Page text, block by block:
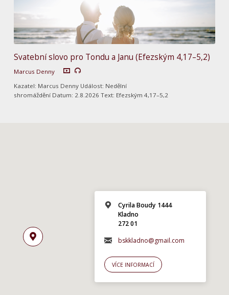
Svatební slovo pro Tondu a Janu (Efezským 4,17–5,2)
Marcus Denny
Kazatel: Marcus Denny Událost: Nedělní
shromáždění Datum: 2.8.2026 Text: Efezským 4,17–5,2
Cyrila Boudy 1444
Kladno
272 01
bskkladno@gmail.com
VÍCE INFORMACÍ